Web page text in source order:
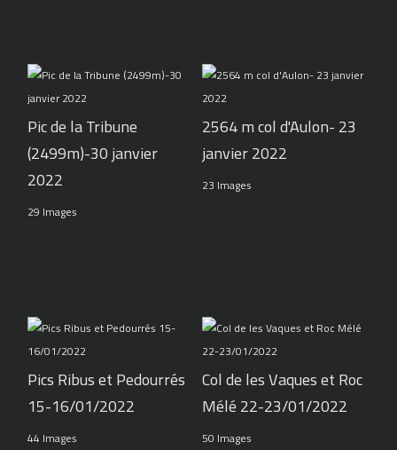
Pic de la Tribune
(2499m)-30 janvier
2022
29 Images
2564 m col d'Aulon- 23
janvier 2022
23 Images
Pics Ribus et Pedourrés
15-16/01/2022
44 Images
Col de les Vaques et Roc
Mélé 22-23/01/2022
50 Images